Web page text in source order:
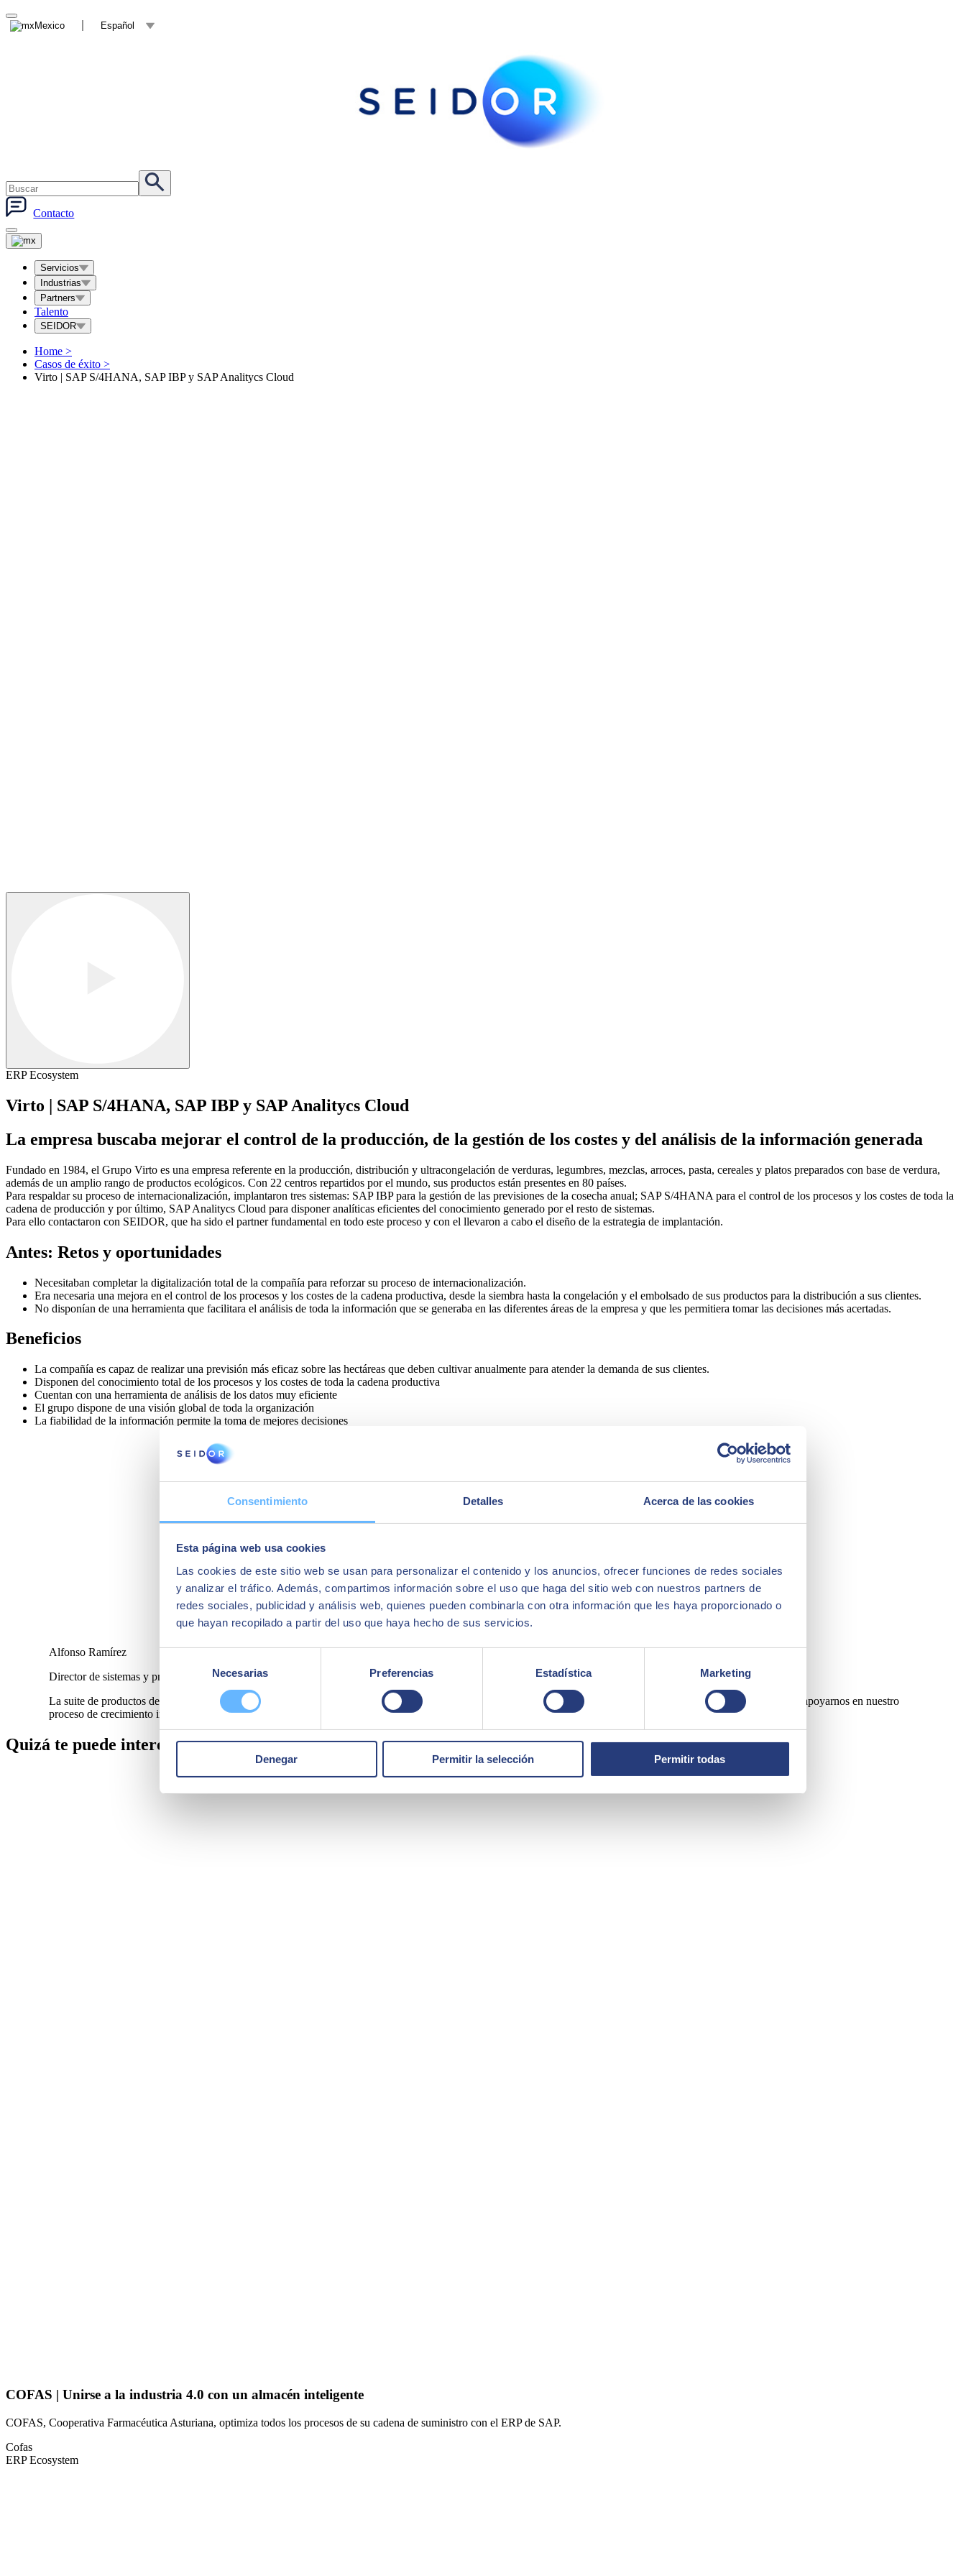
Consentimiento Detalles Acerca de las cookies
Esta página web usa cookies
Las cookies de este sitio web se usan para personalizar el contenido y los anuncios, ofrecer funciones de redes sociales
y analizar el tráfico. Además, compartimos información sobre el uso que haga del sitio web con nuestros partners de
redes sociales, publicidad y análisis web, quienes pueden combinarla con otra información que les haya proporcionado o
que hayan recopilado a partir del uso que haya hecho de sus servicios.
de
consentimiento
Necesarias Preferencias Estadística Marketing
Denegar Permitir la selección Permitir todas
Mexico Español
Contacto
Servicios
Industrias
Partners
Talento
SEIDOR
Home >
Casos de éxito >
Virto | SAP S/4HANA, SAP IBP y SAP Analitycs Cloud
ERP Ecosystem
Virto | SAP S/4HANA, SAP IBP y SAP Analitycs Cloud
La empresa buscaba mejorar el control de la producción, de la gestión de los costes y del análisis de la información generada
Fundado en 1984, el Grupo Virto es una empresa referente en la producción, distribución y ultracongelación de verduras, legumbres, mezclas, arroces, pasta, cereales y platos preparados con base de verdura,
además de un amplio rango de productos ecológicos. Con 22 centros repartidos por el mundo, sus productos están presentes en 80 países.
Para respaldar su proceso de internacionalización, implantaron tres sistemas: SAP IBP para la gestión de las previsiones de la cosecha anual; SAP S/4HANA para el control de los procesos y los costes de toda la
cadena de producción y por último, SAP Analitycs Cloud para disponer analíticas eficientes del conocimiento generado por el resto de sistemas.
Para ello contactaron con SEIDOR, que ha sido el partner fundamental en todo este proceso y con el llevaron a cabo el diseño de la estrategia de implantación.
Antes: Retos y oportunidades
Necesitaban completar la digitalización total de la compañía para reforzar su proceso de internacionalización.
Era necesaria una mejora en el control de los procesos y los costes de la cadena productiva, desde la siembra hasta la congelación y el embolsado de sus productos para la distribución a sus clientes.
No disponían de una herramienta que facilitara el análisis de toda la información que se generaba en las diferentes áreas de la empresa y que les permitiera tomar las decisiones más acertadas.
Beneficios
La compañía es capaz de realizar una previsión más eficaz sobre las hectáreas que deben cultivar anualmente para atender la demanda de sus clientes.
Disponen del conocimiento total de los procesos y los costes de toda la cadena productiva
Cuentan con una herramienta de análisis de los datos muy eficiente
El grupo dispone de una visión global de toda la organización
La fiabilidad de la información permite la toma de mejores decisiones
Alfonso Ramírez
Director de sistemas y procesos del Grupo Virto
La suite de productos de SAP que hemos integrado en nuestro Grupo nos da la posibilidad de seguir mejorando y sobre todo disponer de una solución estratégica para apoyarnos en nuestro
proceso de crecimiento internacional.
Quizá te puede interesar
COFAS | Unirse a la industria 4.0 con un almacén inteligente
COFAS, Cooperativa Farmacéutica Asturiana, optimiza todos los procesos de su cadena de suministro con el ERP de SAP.
Cofas
ERP Ecosystem